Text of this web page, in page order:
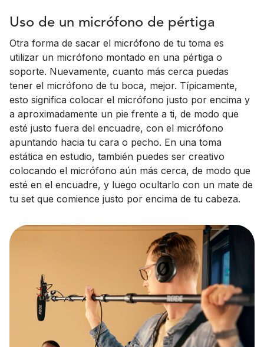
Uso de un micrófono de pértiga
Otra forma de sacar el micrófono de tu toma es
utilizar un micrófono montado en una pértiga o
soporte. Nuevamente, cuanto más cerca puedas
tener el micrófono de tu boca, mejor. Típicamente,
esto significa colocar el micrófono justo por encima y
a aproximadamente un pie frente a ti, de modo que
esté justo fuera del encuadre, con el micrófono
apuntando hacia tu cara o pecho. En una toma
estática en estudio, también puedes ser creativo
colocando el micrófono aún más cerca, de modo que
esté en el encuadre, y luego ocultarlo con un mate de
tu set que comience justo por encima de tu cabeza.